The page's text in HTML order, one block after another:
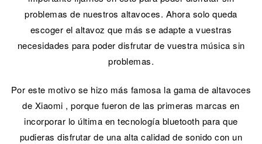
problemas de nuestros altavoces. Ahora solo queda
escoger el altavoz que más se adapte a vuestras
necesidades para poder disfrutar de vuestra música sin
problemas.
Por este motivo se hizo más famosa la gama de altavoces
de Xiaomi , porque fueron de las primeras marcas en
incorporar lo última en tecnología bluetooth para que
pudieras disfrutar de una alta calidad de sonido con un